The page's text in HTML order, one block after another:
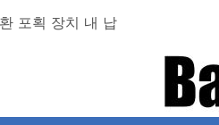
포획 장치 내 납